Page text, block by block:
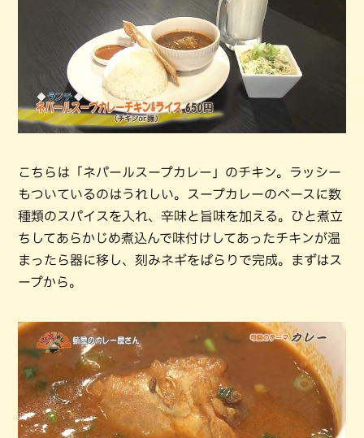
こちらは「ネパールスープカレー」のチキン。ラッシー
もついているのはうれしい。スープカレーのベースに数
種類のスパイスを入れ、辛味と旨味を加える。ひと煮立
ちしてあらかじめ煮込んで味付けしてあったチキンが温
まったら器に移し、刻みネギをぱらりで完成。まずはス
ープから。